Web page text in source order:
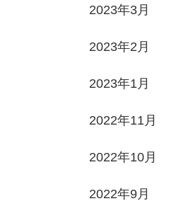
2023年3月
2023年2月
2023年1月
2022年11月
2022年10月
2022年9月